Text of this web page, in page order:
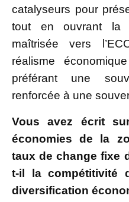
catalyseurs pour
tout en ouvrant la
maîtrisée vers
réalisme
préférant une
renforcée à une
Vous avez écrit
économies de la
taux de change fixe
t-il la compétitivité
diversification